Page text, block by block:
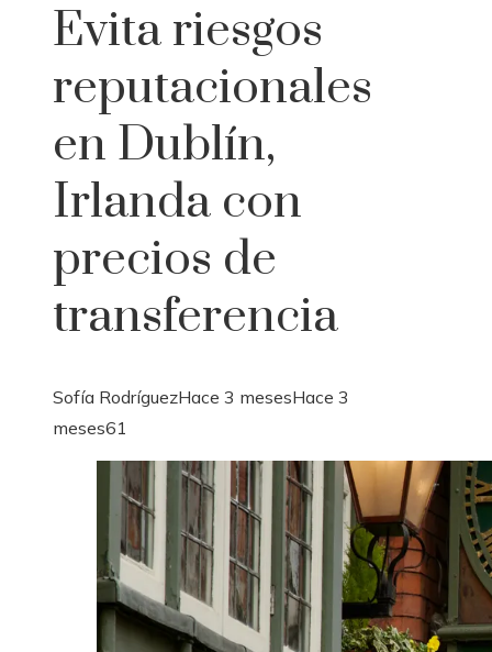
Evita riesgos
reputacionales
en Dublín,
Irlanda con
precios de
transferencia
Sofía RodríguezHace 3 mesesHace 3
meses61